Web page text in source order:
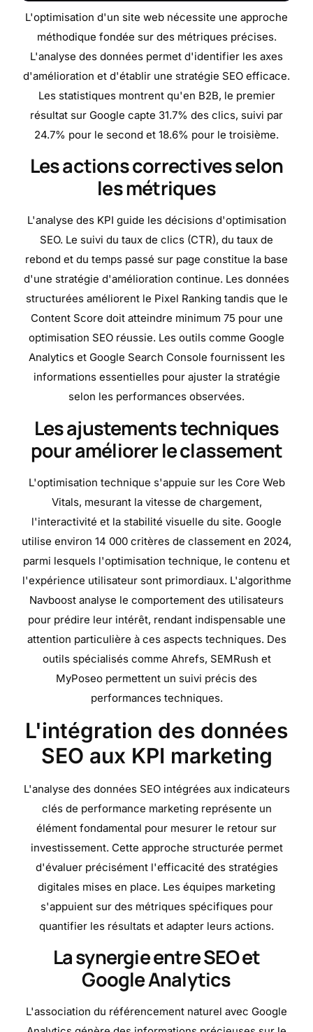
L'optimisation d'un site web nécessite une approche
méthodique fondée sur des métriques précises.
L'analyse des données permet d'identifier les axes
d'amélioration et d'établir une stratégie SEO efficace.
Les statistiques montrent qu'en B2B, le premier
résultat sur Google capte 31.7% des clics, suivi par
24.7% pour le second et 18.6% pour le troisième.
Les actions correctives selon
les métriques
L'analyse des KPI guide les décisions d'optimisation
SEO. Le suivi du taux de clics (CTR), du taux de
rebond et du temps passé sur page constitue la base
d'une stratégie d'amélioration continue. Les données
structurées améliorent le Pixel Ranking tandis que le
Content Score doit atteindre minimum 75 pour une
optimisation SEO réussie. Les outils comme Google
Analytics et Google Search Console fournissent les
informations essentielles pour ajuster la stratégie
selon les performances observées.
Les ajustements techniques
pour améliorer le classement
L'optimisation technique s'appuie sur les Core Web
Vitals, mesurant la vitesse de chargement,
l'interactivité et la stabilité visuelle du site. Google
utilise environ 14 000 critères de classement en 2024,
parmi lesquels l'optimisation technique, le contenu et
l'expérience utilisateur sont primordiaux. L'algorithme
Navboost analyse le comportement des utilisateurs
pour prédire leur intérêt, rendant indispensable une
attention particulière à ces aspects techniques. Des
outils spécialisés comme Ahrefs, SEMRush et
MyPoseo permettent un suivi précis des
performances techniques.
L'intégration des données
SEO aux KPI marketing
L'analyse des données SEO intégrées aux indicateurs
clés de performance marketing représente un
élément fondamental pour mesurer le retour sur
investissement. Cette approche structurée permet
d'évaluer précisément l'efficacité des stratégies
digitales mises en place. Les équipes marketing
s'appuient sur des métriques spécifiques pour
quantifier les résultats et adapter leurs actions.
La synergie entre SEO et
Google Analytics
L'association du référencement naturel avec Google